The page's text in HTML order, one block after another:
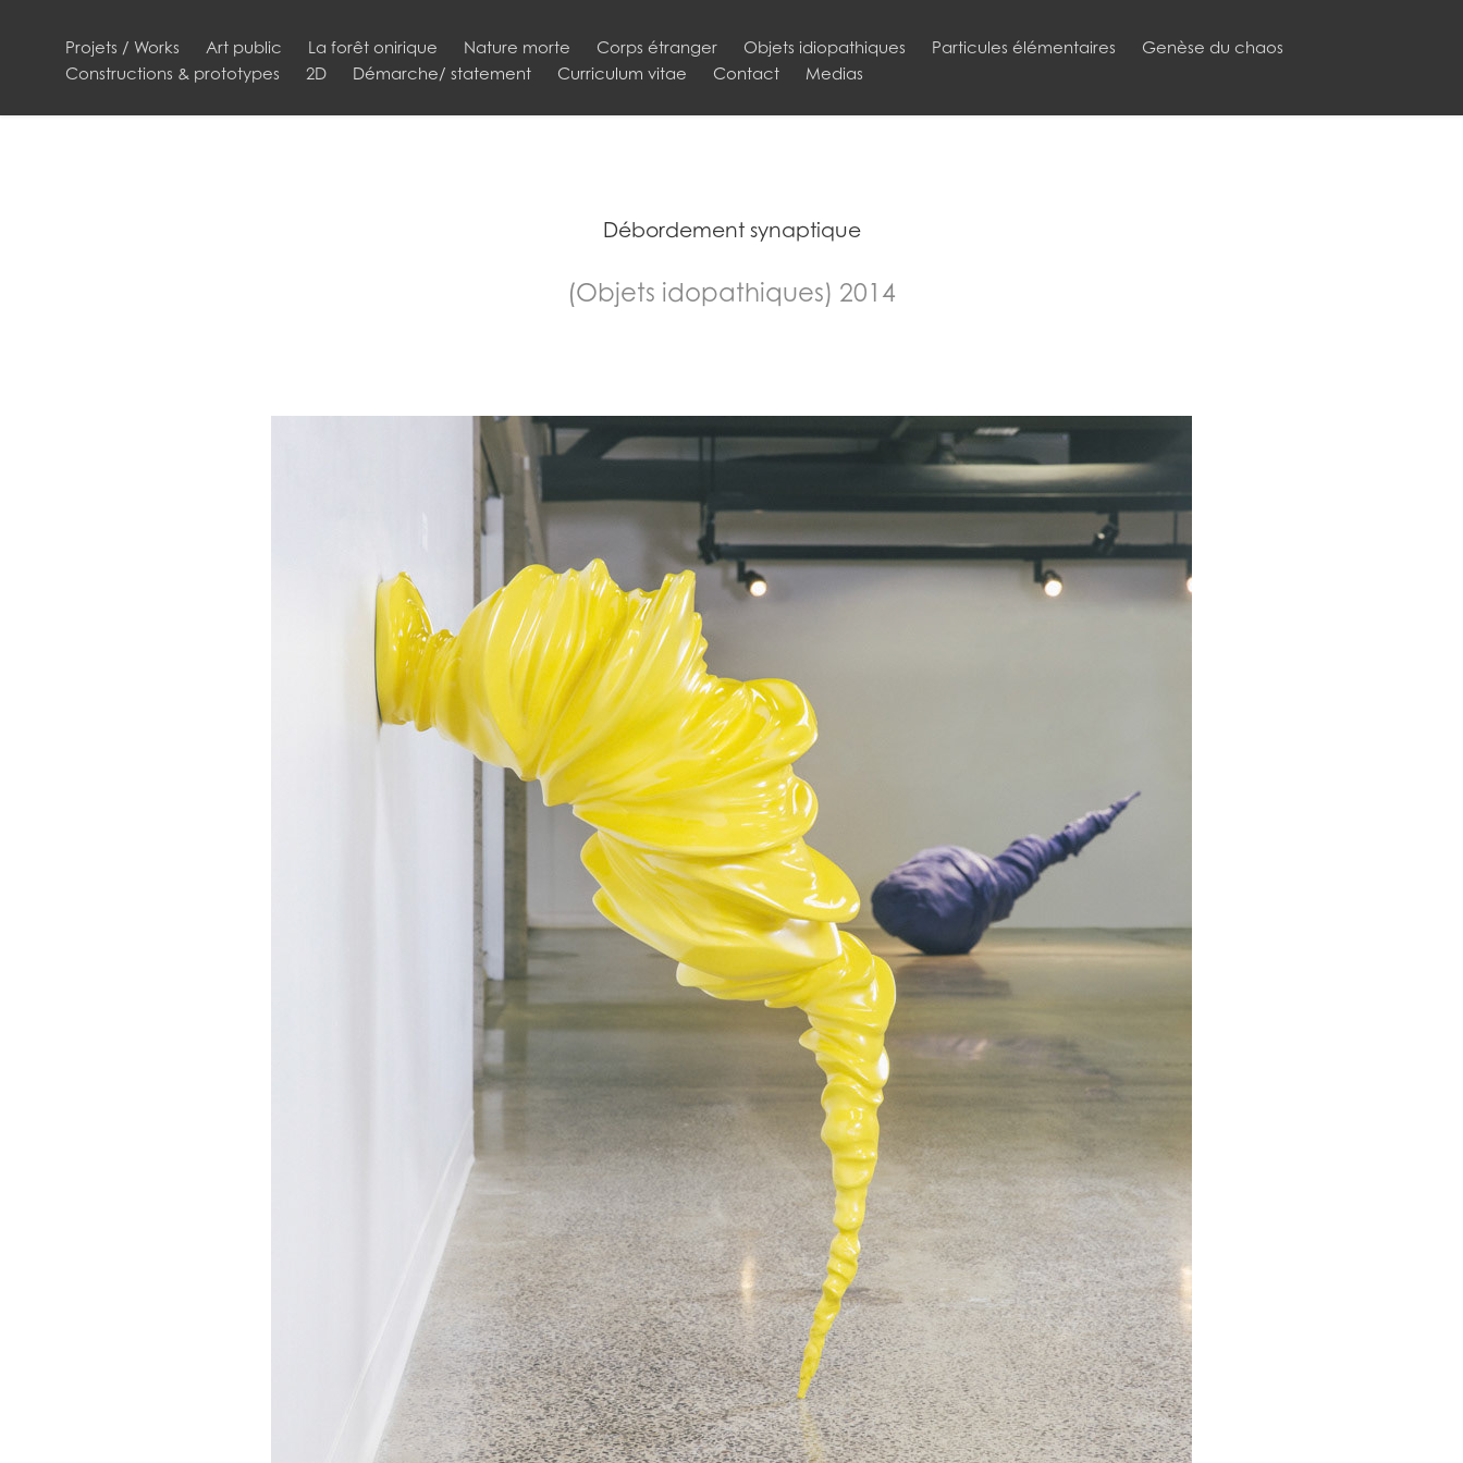
Projets / Works Art public La forêt onirique Nature morte Corps étranger Objets idiopathiques Particules élémentaires
Genèse du chaos
Constructions & prototypes
2D Démarche/ statement Curriculum vitae Contact Medias
Débordement synaptique
(Objets idopathiques) 2014